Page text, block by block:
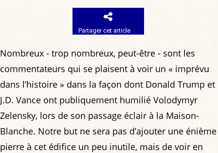
Partager cet article
Nombreux - trop nombreux, peut-être - sont les
commentateurs qui se plaisent à voir un « imprévu
dans l’histoire » dans la façon dont Donald Trump et
J.D. Vance ont publiquement humilié Volodymyr
Zelensky, lors de son passage éclair à la Maison-
Blanche. Notre but ne sera pas d’ajouter une énième
pierre à cet édifice un peu inutile, mais de voir en